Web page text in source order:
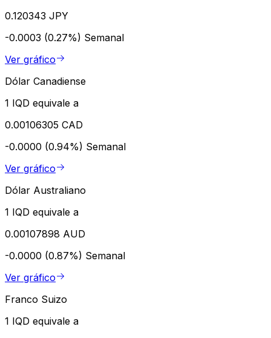
0.120343 JPY
-0.0003 (0.27%) Semanal
Ver gráfico
Dólar Canadiense
1 IQD equivale a
0.00106305 CAD
-0.0000 (0.94%) Semanal
Ver gráfico
Dólar Australiano
1 IQD equivale a
0.00107898 AUD
-0.0000 (0.87%) Semanal
Ver gráfico
Franco Suizo
1 IQD equivale a